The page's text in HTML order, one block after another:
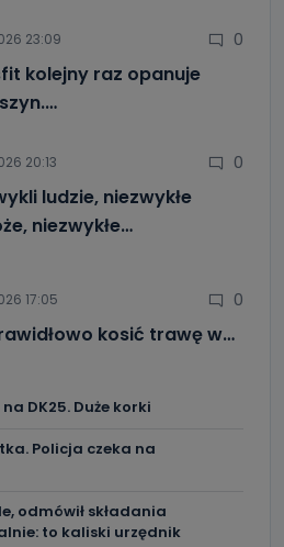
23:09 0
kolejny raz opanuje
20:13 0
ludzie, niezwykłe
niezwykłe…
17:05 0
kosić trawę w…
DK25. Duże korki
Policja czeka na
odmówił składania
to kaliski urzędnik